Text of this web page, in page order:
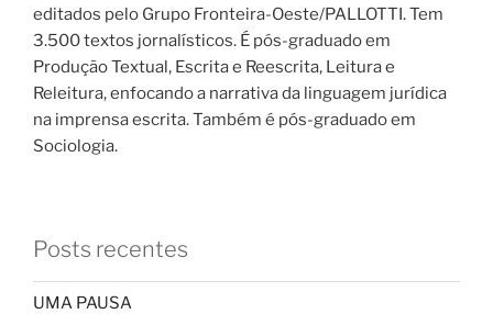
editados pelo Grupo Fronteira-Oeste/PALLOTTI. Tem
3.500 textos jornalísticos. É pós-graduado em
Produção Textual, Escrita e Reescrita, Leitura e
Releitura, enfocando a narrativa da linguagem jurídica
na imprensa escrita. Também é pós-graduado em
Sociologia.
Posts recentes
UMA PAUSA